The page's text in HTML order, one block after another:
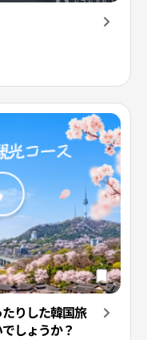
りした韓国旅
しょうか？